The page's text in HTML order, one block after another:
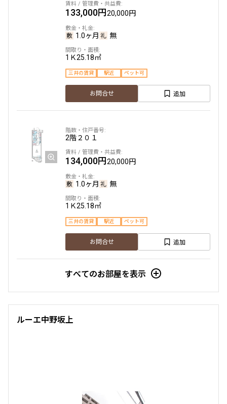
133,000円20,000円
1.0ヶ月 無
1Ｋ25.18㎡
三井の賃貸 駅近 ペット可
お問合せ 追加
2階２０１
134,000円20,000円
1.0ヶ月 無
1Ｋ25.18㎡
三井の賃貸 駅近 ペット可
お問合せ 追加
すべてのお部屋を表示
ルーエ中野坂上